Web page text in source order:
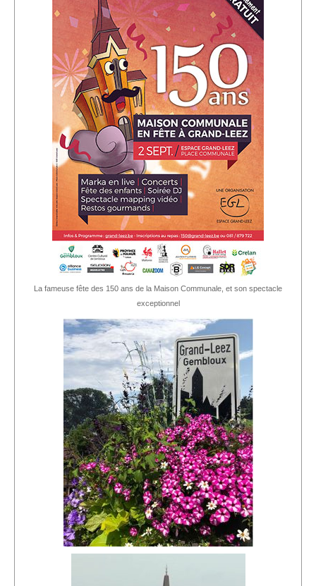
La fameuse fête des 150 ans de la Maison Communale, et son spectacle
exceptionnel